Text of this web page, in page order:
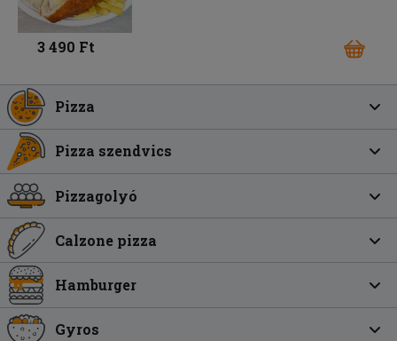
3 490 Ft
Pizza
Pizza szendvics
Pizzagolyó
Calzone pizza
Hamburger
Gyros